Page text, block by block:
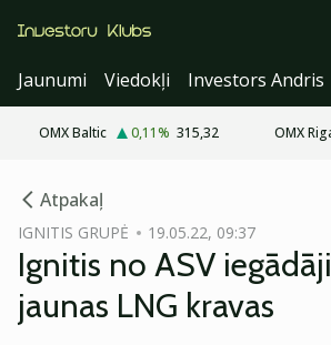
Jaunumi
Viedokļi Investors Andris
OMX Baltic 0,11% 315,32 OMX
Atpakaļ
IGNITIS GRUPĖ 19.05.22, 09:37
Ignitis no ASV
jaunas LNG kravas